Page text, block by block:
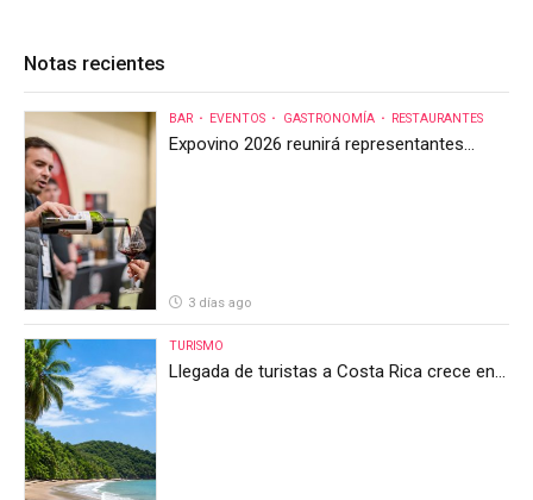
Notas recientes
BAR EVENTOS GASTRONOMÍA RESTAURANTES
Expovino 2026 reunirá representantes
3 días ago
TURISMO
Llegada de turistas a Costa Rica crece en